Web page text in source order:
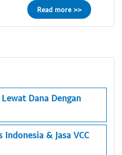
Read more >>
Dana Dengan
Indonesia & Jasa VCC